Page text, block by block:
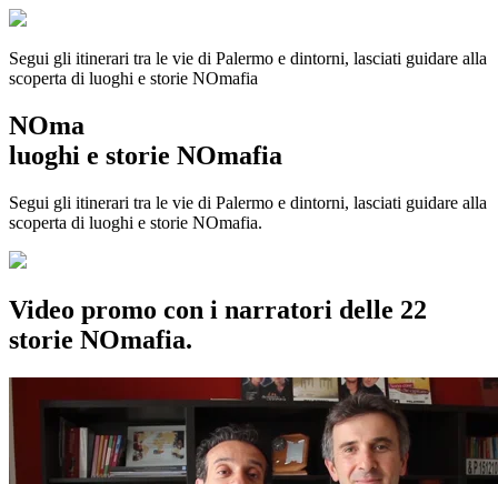
Segui gli itinerari tra le vie di Palermo e dintorni, lasciati guidare alla
scoperta di luoghi e storie NOmafia
NOma
luoghi e storie NOmafia
Segui gli itinerari tra le vie di Palermo e dintorni, lasciati guidare alla
scoperta di luoghi e storie NOmafia.
Video promo con i narratori delle 22
storie NOmafia.